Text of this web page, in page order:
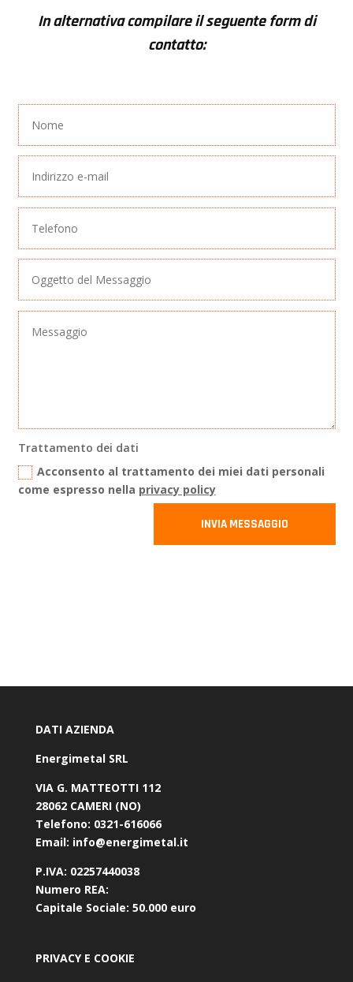
In alternativa compilare il seguente form di
contatto:
Trattamento dei dati
Acconsento al trattamento dei miei dati personali
come espresso nella privacy policy
INVIA MESSAGGIO
DATI AZIENDA
Energimetal SRL
VIA G. MATTEOTTI 112
28062 CAMERI (NO)
Telefono: 0321-616066
Email: info@energimetal.it
P.IVA: 02257440038
Numero REA:
Capitale Sociale: 50.000 euro
PRIVACY E COOKIE